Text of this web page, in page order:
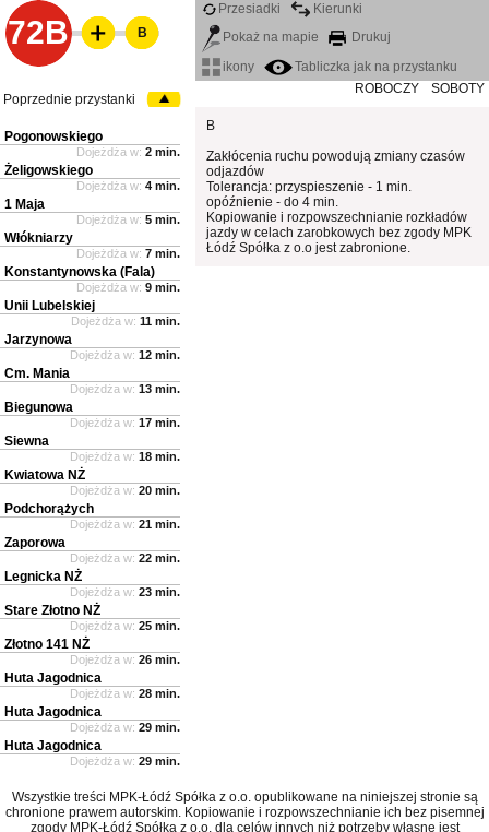
72B
Przesiadki
Kierunki
Pokaż na mapie
Drukuj
ikony
Tabliczka jak na przystanku
ROBOCZY
SOBOTY
B
Zakłócenia ruchu powodują zmiany czasów
odjazdów
Tolerancja: przyspieszenie - 1 min.
opóźnienie - do 4 min.
Kopiowanie i rozpowszechnianie rozkładów
jazdy w celach zarobkowych bez zgody MPK
Łódź Spółka z o.o jest zabronione.
B
Poprzednie przystanki
Pogonowskiego
Dojeżdża w: 2 min.
Żeligowskiego
Dojeżdża w: 4 min.
1 Maja
Dojeżdża w: 5 min.
Włókniarzy
Dojeżdża w: 7 min.
Konstantynowska (Fala)
Dojeżdża w: 9 min.
Unii Lubelskiej
Dojeżdża w: 11 min.
Jarzynowa
Dojeżdża w: 12 min.
Cm. Mania
Dojeżdża w: 13 min.
Biegunowa
Dojeżdża w: 17 min.
Siewna
Dojeżdża w: 18 min.
Kwiatowa NŻ
Dojeżdża w: 20 min.
Podchorążych
Dojeżdża w: 21 min.
Zaporowa
Dojeżdża w: 22 min.
Legnicka NŻ
Dojeżdża w: 23 min.
Stare Złotno NŻ
Dojeżdża w: 25 min.
Złotno 141 NŻ
Dojeżdża w: 26 min.
Huta Jagodnica
Dojeżdża w: 28 min.
Huta Jagodnica
Dojeżdża w: 29 min.
Huta Jagodnica
Dojeżdża w: 29 min.
Wszystkie treści MPK-Łódź Spółka z o.o. opublikowane na niniejszej stronie są
chronione prawem autorskim. Kopiowanie i rozpowszechnianie ich bez pisemnej
zgody MPK-Łódź Spółka z o.o. dla celów innych niż potrzeby własne jest